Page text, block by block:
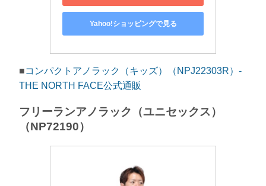
Yahoo!ショッピングで見る
■コンパクトアノラック（キッズ）（NPJ22303R）-
THE NORTH FACE公式通販
フリーランアノラック（ユニセックス）
（NP72190）